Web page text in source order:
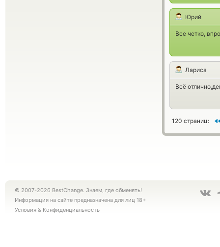
Юрий
Все четко,
Лариса
Всё
120 страниц:
© 2007-2026 BestChange. Знаем, где обменять!
Информация на сайте предназначена для лиц 18+
Условия & Конфиденциальность